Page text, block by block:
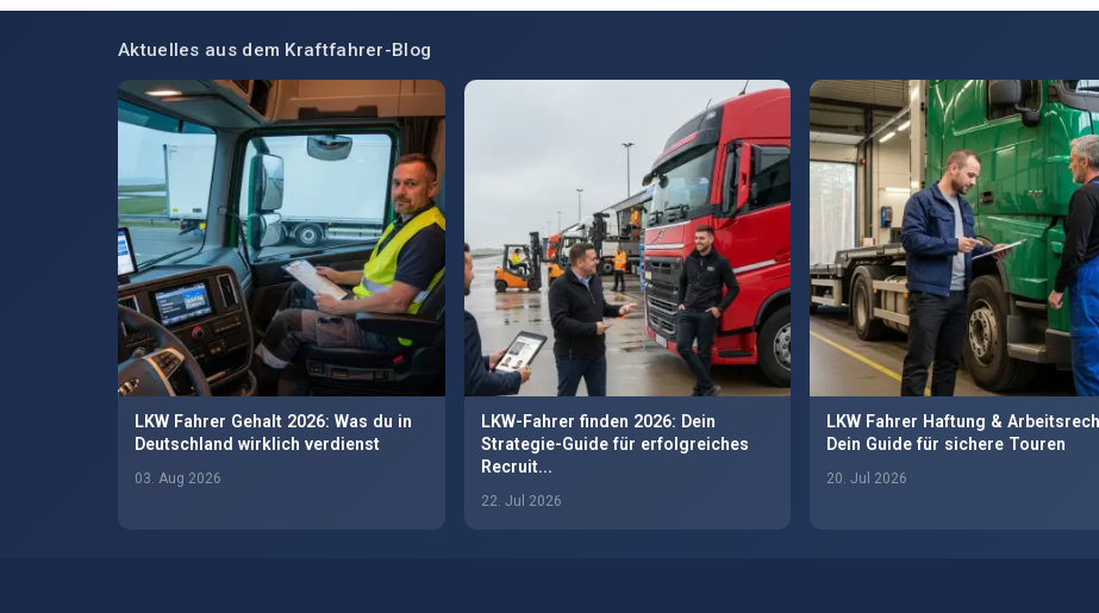
Aktuelles aus dem Kraftfahrer-Blog
LKW Fahrer Gehalt 2026: Was du in
Deutschland wirklich verdienst
03. Aug 2026
LKW-Fahrer finden 2026: Dein
Strategie-Guide für erfolgreiches
Recruit...
22. Jul 2026
LKW Fahrer Haftung &
Dein Guide für sichere Touren
20. Jul 2026